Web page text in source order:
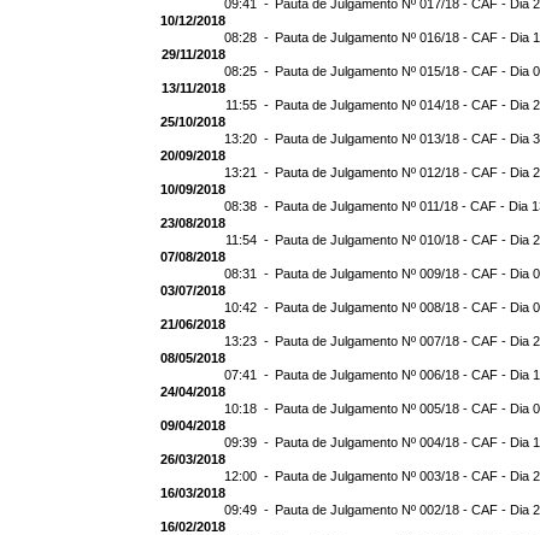
09:41 - Pauta de Julgamento Nº 017/18 - CAF - Dia
10/12/2018
08:28 - Pauta de Julgamento Nº 016/18 - CAF - Dia
29/11/2018
08:25 - Pauta de Julgamento Nº 015/18 - CAF - Dia
13/11/2018
11:55 - Pauta de Julgamento Nº 014/18 - CAF - Dia
25/10/2018
13:20 - Pauta de Julgamento Nº 013/18 - CAF - Dia
20/09/2018
13:21 - Pauta de Julgamento Nº 012/18 - CAF - Dia
10/09/2018
08:38 - Pauta de Julgamento Nº 011/18 - CAF - Dia
23/08/2018
11:54 - Pauta de Julgamento Nº 010/18 - CAF - Dia
07/08/2018
08:31 - Pauta de Julgamento Nº 009/18 - CAF - Dia
03/07/2018
10:42 - Pauta de Julgamento Nº 008/18 - CAF - Dia
21/06/2018
13:23 - Pauta de Julgamento Nº 007/18 - CAF - Dia
08/05/2018
07:41 - Pauta de Julgamento Nº 006/18 - CAF - Dia
24/04/2018
10:18 - Pauta de Julgamento Nº 005/18 - CAF - Dia
09/04/2018
09:39 - Pauta de Julgamento Nº 004/18 - CAF - Dia
26/03/2018
12:00 - Pauta de Julgamento Nº 003/18 - CAF - Dia
16/03/2018
09:49 - Pauta de Julgamento Nº 002/18 - CAF - Dia
16/02/2018